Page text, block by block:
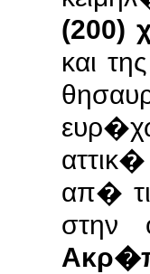
(200)
και
απ�
στην